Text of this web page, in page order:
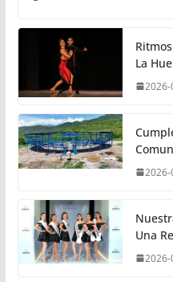
La
2026-
2026-
Una
2026-